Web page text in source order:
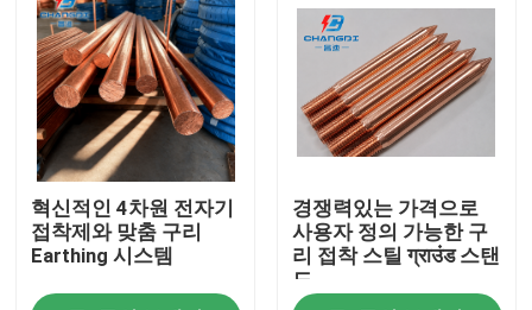
혁신적인 4차원 전자기
접착제와 맞춤 구리
Earthing 시스템
경쟁력있는 가격으로
사용자 정의 가능한 구
리 접착 스틸 ग्राउंड 스탠
드